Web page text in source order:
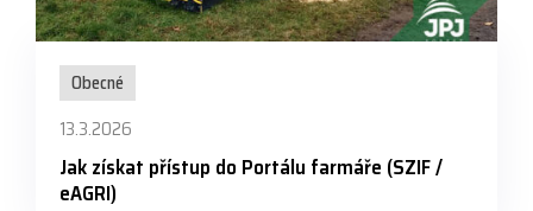
Obecné
13.3.2026
Jak získat přístup do Portálu farmáře (SZIF /
eAGRI)